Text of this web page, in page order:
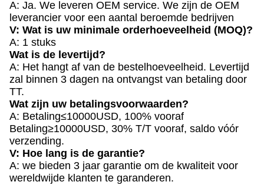
A: Ja. We leveren OEM service. We zijn de OEM
leverancier voor een aantal beroemde bedrijven
V: Wat is uw minimale orderhoeveelheid (MOQ)?
A: 1 stuks
Wat is de levertijd?
A: Het hangt af van de bestelhoeveelheid. Levertijd
zal binnen 3 dagen na ontvangst van betaling door
TT.
Wat zijn uw betalingsvoorwaarden?
A: Betaling≤10000USD, 100% vooraf
Betaling≥10000USD, 30% T/T vooraf, saldo vóór
verzending.
V: Hoe lang is de garantie?
A: we bieden 3 jaar garantie om de kwaliteit voor
wereldwijde klanten te garanderen.